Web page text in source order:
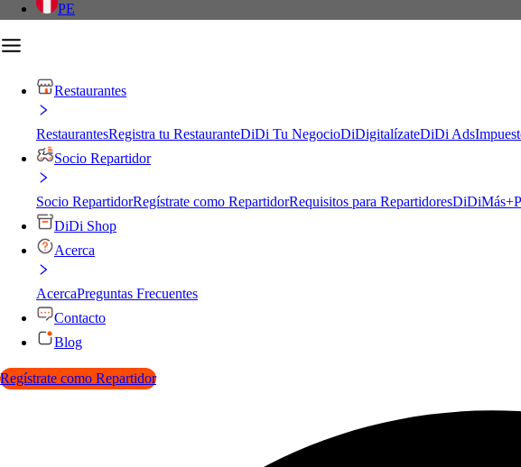
PE
Restaurantes
RestaurantesRegistra tu RestauranteDiDi Tu NegocioDiDigitalízateDiDi Ads
Socio Repartidor
Socio RepartidorRegístrate como RepartidorRequisitos para RepartidoresDiDiMás+
DiDi Shop
Acerca
AcercaPreguntas Frecuentes
Contacto
Blog
Regístrate como Repartidor